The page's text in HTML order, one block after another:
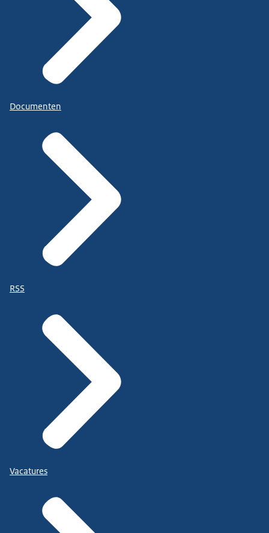
Documenten
RSS
Vacatures